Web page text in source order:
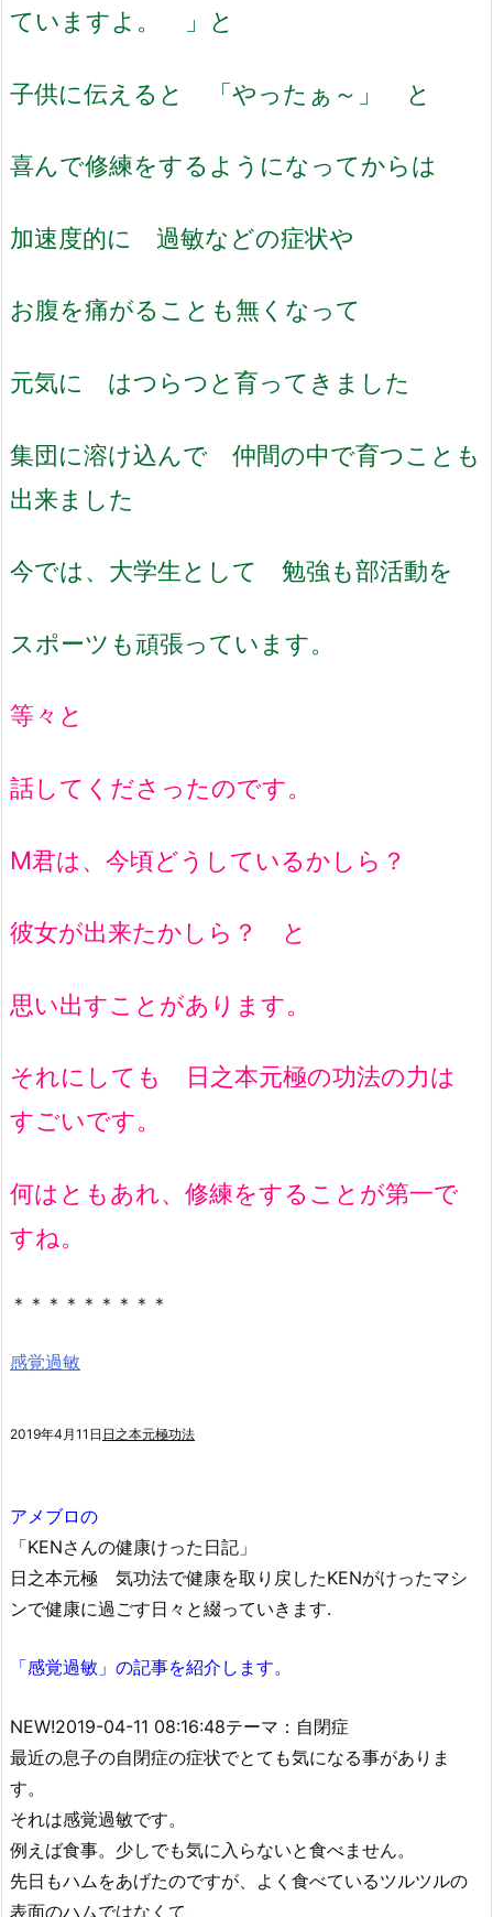
ていますよ。 」と
子供に伝えると 「やったぁ～」 と
喜んで修練をするようになってからは
加速度的に 過敏などの症状や
お腹を痛がることも無くなって
元気に はつらつと育ってきました
集団に溶け込んで 仲間の中で育つことも
出来ました
今では、大学生として 勉強も部活動を
スポーツも頑張っています。
等々と
話してくださったのです。
M君は、今頃どうしているかしら？
彼女が出来たかしら？ と
思い出すことがあります。
それにしても 日之本元極の功法の力は
すごいです。
何はともあれ、修練をすることが第一で
すね。
＊＊＊＊＊＊＊＊＊
感覚過敏
2019年4月11日 日之本元極功法
アメブロの
「KENさんの健康けった日記」
日之本元極 気功法で健康を取り戻したKENがけったマシ
ンで健康に過ごす日々と綴っていきます.
「感覚過敏」の記事を紹介します。
NEW!2019-04-11 08:16:48テーマ：自閉症
最近の息子の自閉症の症状でとても気になる事がありま
す。
それは感覚過敏です。
例えば食事。少しでも気に入らないと食べません。
先日もハムをあげたのですが、よく食べているツルツルの
表面のハムではなくて、